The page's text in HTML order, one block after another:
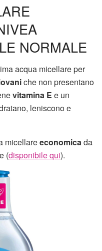
NORMALE
acqua micellare per
che non presentano
vitamina E e un
leniscono e
micellareeconomicada
(disponibile qui).